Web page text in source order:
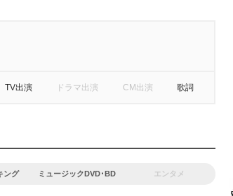
TV出演 ドラマ出演 CM出演 歌詞
ング ミュージックDVD･BD エンタメ